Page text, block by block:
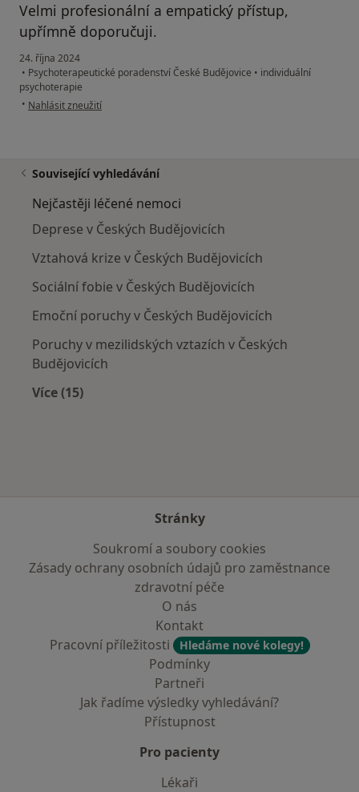
Velmi profesionální a empatický přístup,
upřímně doporučuji.
24. října 2024
• Psychoterapeutické poradenství České Budějovice • individuální
psychoterapie
• podle názoru uživatele Petr
Nahlásit zneužití
Související vyhledávání
Nejčastěji léčené nemoci
Deprese v Českých Budějovicích
Vztahová krize v Českých Budějovicích
Sociální fobie v Českých Budějovicích
Emoční poruchy v Českých Budějovicích
Poruchy v mezilidských vztazích v Českých
Budějovicích
Více (15)
Stránky
Soukromí a soubory cookies
Zásady ochrany osobních údajů pro zaměstnance
zdravotní péče
O nás
Kontakt
Pracovní příležitosti
Hledáme nové kolegy!
Podmínky
Partneři
Jak řadíme výsledky vyhledávání?
Přístupnost
Pro pacienty
Lékaři